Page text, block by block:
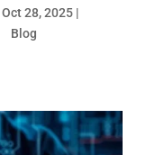
Oct 28, 2025|
Blog